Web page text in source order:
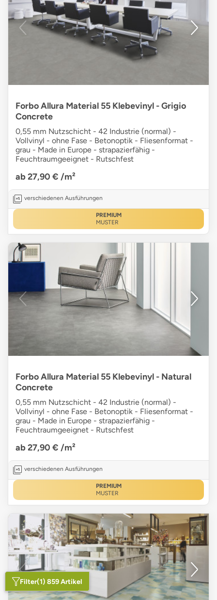
Forbo Allura Material 55 Klebevinyl - Grigio
Concrete
0,55 mm Nutzschicht - 42 Industrie (normal) -
Vollvinyl - ohne Fase - Betonoptik - Fliesenformat -
grau - Made in Europe - strapazierfähig -
Feuchtraumgeeignet - Rutschfest
ab 27,90 € /m²
verschiedenen Ausführungen
PREMIUM
MUSTER
Forbo Allura Material 55 Klebevinyl - Natural
Concrete
0,55 mm Nutzschicht - 42 Industrie (normal) -
Vollvinyl - ohne Fase - Betonoptik - Fliesenformat -
grau - Made in Europe - strapazierfähig -
Feuchtraumgeeignet - Rutschfest
ab 27,90 € /m²
verschiedenen Ausführungen
PREMIUM
MUSTER
Filter(1) 859 Artikel